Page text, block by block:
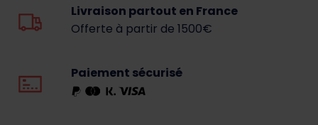
Livraison partout en France
Offerte à partir de 1500€
Paiement sécurisé